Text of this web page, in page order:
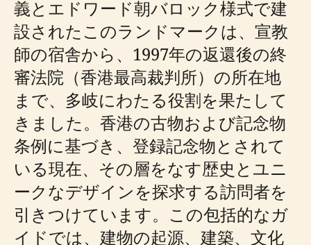
義とエドワード朝バロック様式で建
設されたこのランドマークは、宣教
師の宿舎から、1997年の返還後の終
審法院（香港最高裁判所）の所在地
まで、多岐にわたる役割を果たして
きました。香港の古物および記念物
条例に基づき、登録記念物とされて
いる現在、その層をなす歴史とユニ
ークなデザインを探求する訪問者を
引きつけています。この包括的なガ
イドでは、建物の起源、建築、文化